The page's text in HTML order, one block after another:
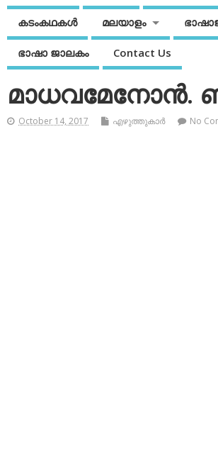
കടംകഥകള്‍ മലയാളം
ഭാഷാ ജാലകം Contact Us
മാധവമേനോന്‍.
October 14, 2017 എഴുത്തുകാര്‍ No